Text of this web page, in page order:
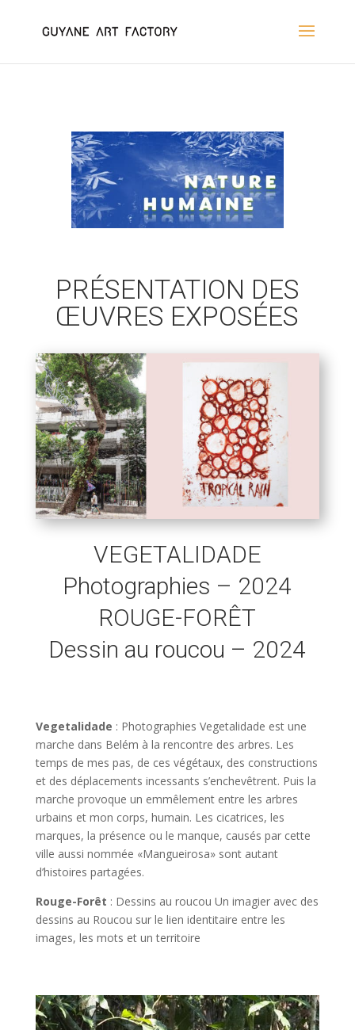
PRÉSENTATION DES
ŒUVRES EXPOSÉES
VEGETALIDADE
Photographies – 2024
ROUGE-FORÊT
Dessin au roucou – 2024
Vegetalidade : Photographies Vegetalidade est une
marche dans Belém à la rencontre des arbres. Les
temps de mes pas, de ces végétaux, des constructions
et des déplacements incessants s’enchevêtrent. Puis la
marche provoque un emmêlement entre les arbres
urbains et mon corps, humain. Les cicatrices, les
marques, la présence ou le manque, causés par cette
ville aussi nommée «Mangueirosa» sont autant
d’histoires partagées.
Rouge-Forêt : Dessins au roucou Un imagier avec des
dessins au Roucou sur le lien identitaire entre les
images, les mots et un territoire